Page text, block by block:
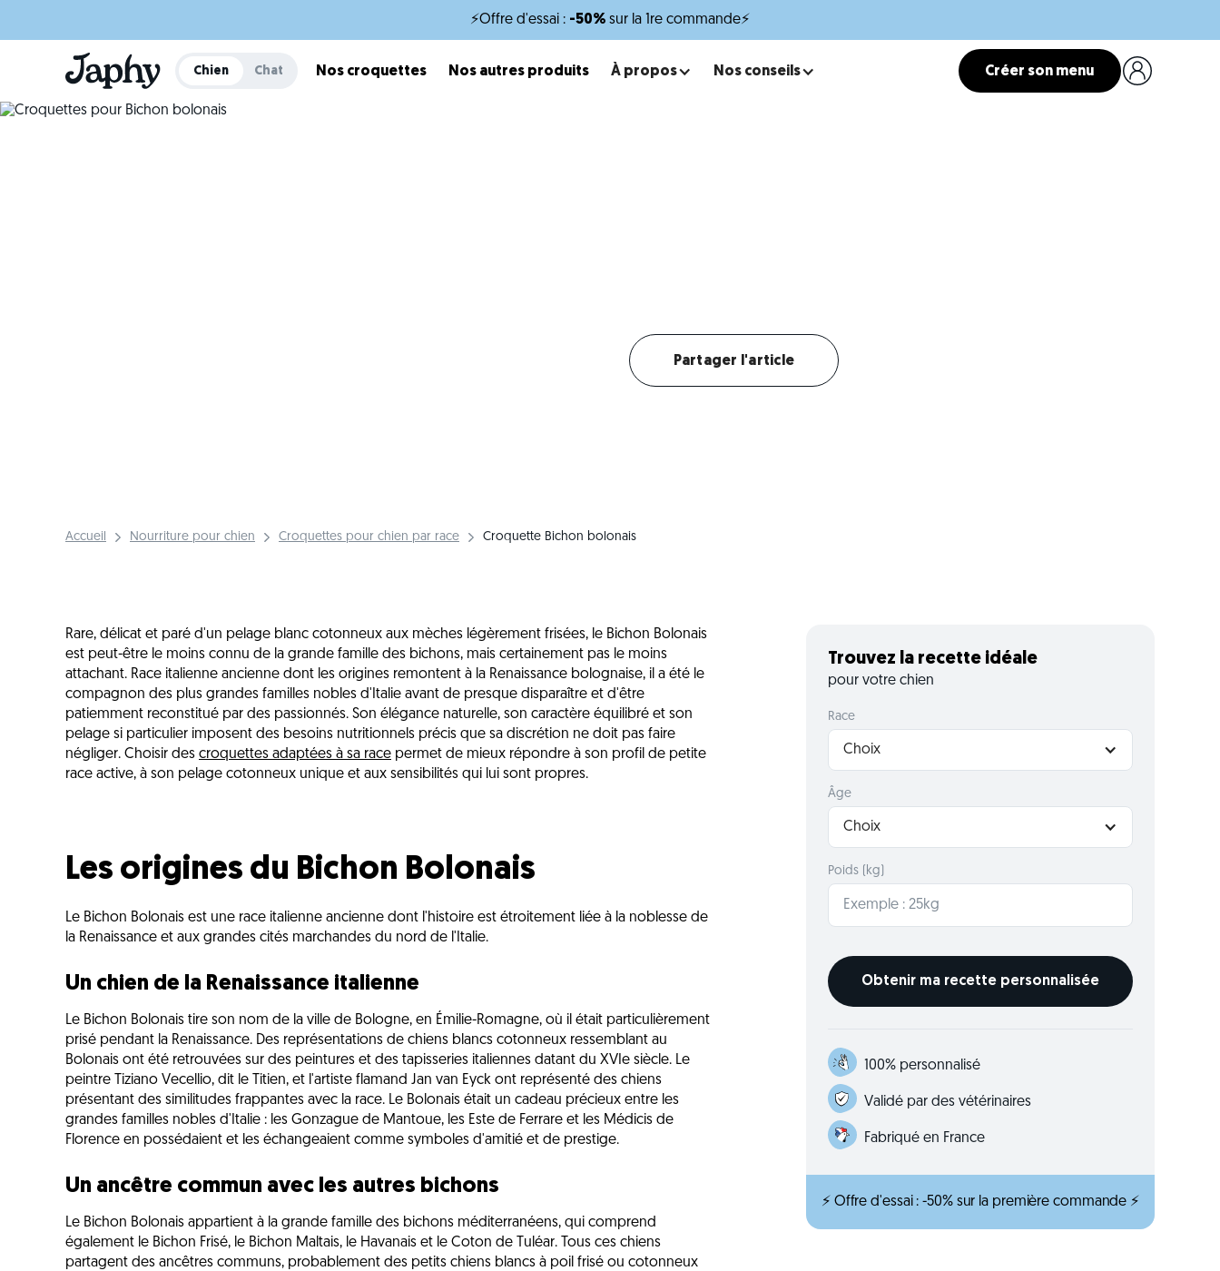
⚡Offre d'essai : -50% sur la 1re commande⚡
Chien Chat Nos croquettes Nos autres produits À propos Nos conseils Créer son menu
Partager l'article
Accueil Nourriture pour chien Croquettes pour chien par race Croquette Bichon bolonais
Rare, délicat et paré d'un pelage blanc cotonneux aux mèches légèrement frisées, le Bichon Bolonais
est peut-être le moins connu de la grande famille des bichons, mais certainement pas le moins
attachant. Race italienne ancienne dont les origines remontent à la Renaissance bolognaise, il a été le
compagnon des plus grandes familles nobles d'Italie avant de presque disparaître et d'être
patiemment reconstitué par des passionnés. Son élégance naturelle, son caractère équilibré et son
pelage si particulier imposent des besoins nutritionnels précis que sa discrétion ne doit pas faire
négliger. Choisir des croquettes adaptées à sa race permet de mieux répondre à son profil de petite
race active, à son pelage cotonneux unique et aux sensibilités qui lui sont propres.
Les origines du Bichon Bolonais
Le Bichon Bolonais est une race italienne ancienne dont l'histoire est étroitement liée à la noblesse de
la Renaissance et aux grandes cités marchandes du nord de l'Italie.
Un chien de la Renaissance italienne
Le Bichon Bolonais tire son nom de la ville de Bologne, en Émilie-Romagne, où il était particulièrement
prisé pendant la Renaissance. Des représentations de chiens blancs cotonneux ressemblant au
Bolonais ont été retrouvées sur des peintures et des tapisseries italiennes datant du XVIe siècle. Le
peintre Tiziano Vecellio, dit le Titien, et l'artiste flamand Jan van Eyck ont représenté des chiens
présentant des similitudes frappantes avec la race. Le Bolonais était un cadeau précieux entre les
grandes familles nobles d'Italie : les Gonzague de Mantoue, les Este de Ferrare et les Médicis de
Florence en possédaient et les échangeaient comme symboles d'amitié et de prestige.
Un ancêtre commun avec les autres bichons
Le Bichon Bolonais appartient à la grande famille des bichons méditerranéens, qui comprend
également le Bichon Frisé, le Bichon Maltais, le Havanais et le Coton de Tuléar. Tous ces chiens
partagent des ancêtres communs, probablement des petits chiens blancs à poil frisé ou cotonneux
Trouvez la recette idéale
pour votre chien
Race
Choix
Âge
Choix
Poids (kg)
100% personnalisé
Validé par des vétérinaires
Fabriqué en France
⚡ Offre d'essai : -50% sur la première commande ⚡